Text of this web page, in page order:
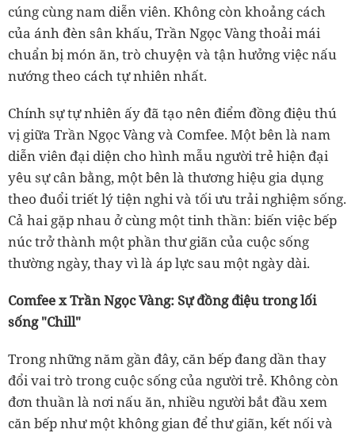
cúng cùng nam diễn viên. Không còn khoảng cách
của ánh đèn sân khấu, Trần Ngọc Vàng thoải mái
chuẩn bị món ăn, trò chuyện và tận hưởng việc nấu
nướng theo cách tự nhiên nhất.
Chính sự tự nhiên ấy đã tạo nên điểm đồng điệu thú
vị giữa Trần Ngọc Vàng và Comfee. Một bên là nam
diễn viên đại diện cho hình mẫu người trẻ hiện đại
yêu sự cân bằng, một bên là thương hiệu gia dụng
theo đuổi triết lý tiện nghi và tối ưu trải nghiệm sống.
Cả hai gặp nhau ở cùng một tinh thần: biến việc bếp
núc trở thành một phần thư giãn của cuộc sống
thường ngày, thay vì là áp lực sau một ngày dài.
Comfee x Trần Ngọc Vàng: Sự đồng điệu trong lối
sống "Chill"
Trong những năm gần đây, căn bếp đang dần thay
đổi vai trò trong cuộc sống của người trẻ. Không còn
đơn thuần là nơi nấu ăn, nhiều người bắt đầu xem
căn bếp như một không gian để thư giãn, kết nối và